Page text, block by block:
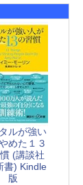
ルが強い
めた１３
(講談社
書) Kindle
版